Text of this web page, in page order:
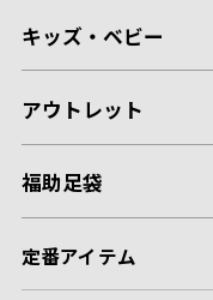
キッズ・ベビー
アウトレット
福助足袋
定番アイテム